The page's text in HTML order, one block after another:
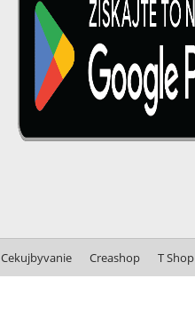
Cekujbyvanie Creashop T Shop